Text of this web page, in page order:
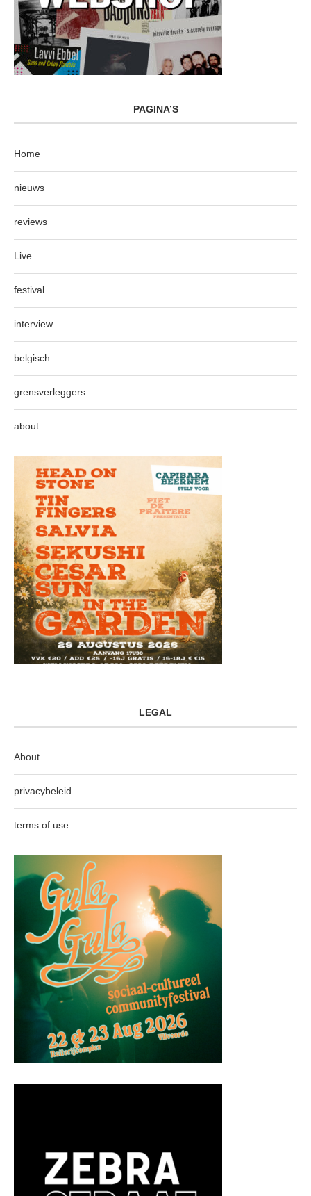
PAGINA’S
Home
nieuws
reviews
Live
festival
interview
belgisch
grensverleggers
about
LEGAL
About
privacybeleid
terms of use